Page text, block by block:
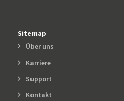
Sitemap
Über uns
Karriere
Support
Kontakt